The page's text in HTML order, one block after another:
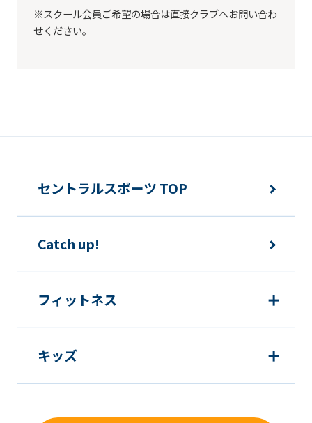
※スクール会員ご希望の場合は直接クラブへお問い合わ
せください。
セントラルスポーツ TOP
Catch up!
フィットネス
キッズ